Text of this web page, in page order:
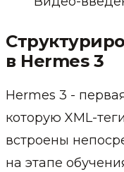
в Hermes 3
Hermes 3 -
которую XML-
встроены
на этапе